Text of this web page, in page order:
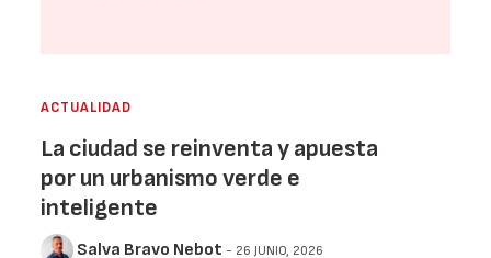
ACTUALIDAD
La ciudad se reinventa y apuesta
por un urbanismo verde e
inteligente
Salva Bravo Nebot - 26 JUNIO, 2026